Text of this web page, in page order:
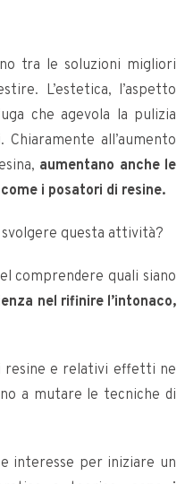
tra le soluzioni migliori
L’estetica, l’aspetto
che agevola la pulizia
all’aumento
aumentano anche le
i posatori di resine.
questa attività?
comprendere quali siano
nel rifinire l’intonaco,
resine e relativi effetti ne
a mutare le tecniche di
interesse per iniziare un